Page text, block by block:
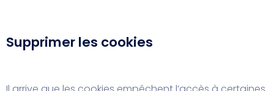
Supprimer les cookies